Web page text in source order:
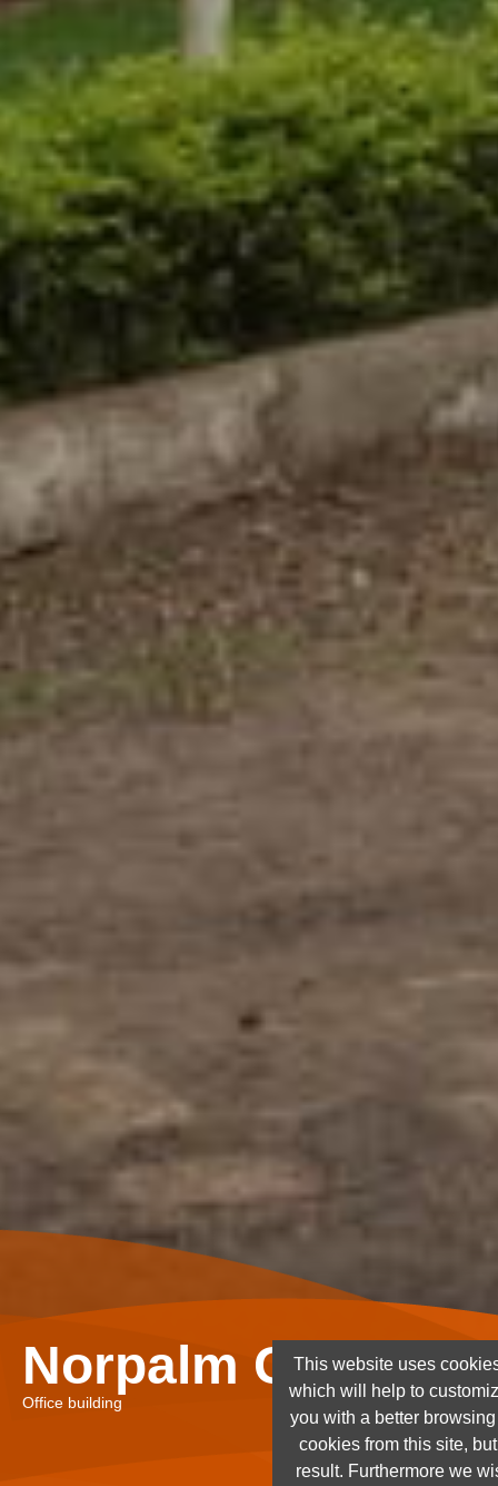
Norpalm Ghana
Office building
This website uses
which will help to
you with a better
cookies from this site,
result. Furthermore we